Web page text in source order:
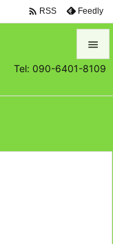
Tel: 090-6401-8109


 RSS Feedly